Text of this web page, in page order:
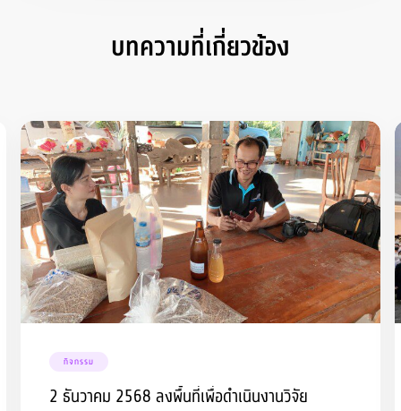
บทความที่เกี่ยวข้อง
กิจกรรม
2 ธันวาคม 2568 ลงพื้นที่เพื่อดำเนินงานวิจัย